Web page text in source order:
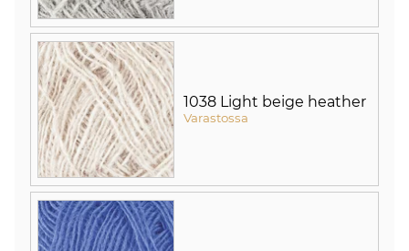
1038 Light beige heather
Varastossa